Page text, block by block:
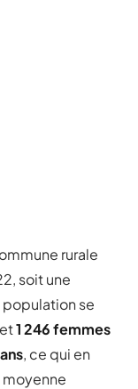
rurale
soit une
population se
1 246 femmes
, ce qui en